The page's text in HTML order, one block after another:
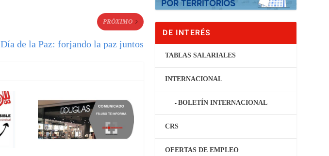
PRÓXIMO
Día de la Paz: forjando la paz juntos
DE INTERÉS
TABLAS SALARIALES
INTERNACIONAL
BOLETÍN INTERNACIONAL
CRS
OFERTAS DE EMPLEO